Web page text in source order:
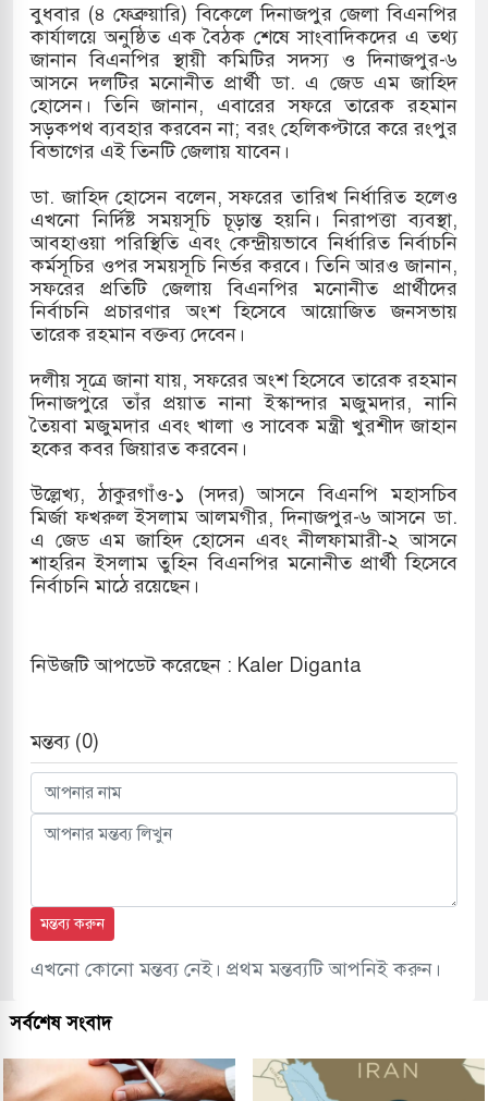
জাদুঘর নতুন বাংলাদেশের পথচলার কেন্দ্র হবে: ড.
বিভিন্ন খাতে সৌদির বিনিয়োগের আহবান প্রধানমন্ত্রীর
হামলায় ছাত্রদল ও ছাত্রলীগের আচরণ ইসরায়েলের
পথে ইসরায়েলীরা,হাতছাড়ার ঝুঁকিতে জরুরি
পাহাড়ি ঢলে ফুঁসে উঠেছে তিস্তা
বুধবার (৪ ফেব্রুয়ারি) বিকেলে দিনাজপুর জেলা বিএনপির
কার্যালয়ে অনুষ্ঠিত এক বৈঠক শেষে সাংবাদিকদের এ তথ্য
জানান বিএনপির স্থায়ী কমিটির সদস্য ও দিনাজপুর-৬
আসনে দলটির মনোনীত প্রার্থী ডা. এ জেড এম জাহিদ
হোসেন। তিনি জানান, এবারের সফরে তারেক রহমান
সড়কপথ ব্যবহার করবেন না; বরং হেলিকপ্টারে করে রংপুর
বিভাগের এই তিনটি জেলায় যাবেন।
ডা. জাহিদ হোসেন বলেন, সফরের তারিখ নির্ধারিত হলেও
এখনো নির্দিষ্ট সময়সূচি চূড়ান্ত হয়নি। নিরাপত্তা ব্যবস্থা,
আবহাওয়া পরিস্থিতি এবং কেন্দ্রীয়ভাবে নির্ধারিত নির্বাচনি
কর্মসূচির ওপর সময়সূচি নির্ভর করবে। তিনি আরও জানান,
সফরের প্রতিটি জেলায় বিএনপির মনোনীত প্রার্থীদের
নির্বাচনি প্রচারণার অংশ হিসেবে আয়োজিত জনসভায়
তারেক রহমান বক্তব্য দেবেন।
দলীয় সূত্রে জানা যায়, সফরের অংশ হিসেবে তারেক রহমান
দিনাজপুরে তাঁর প্রয়াত নানা ইস্কান্দার মজুমদার, নানি
তৈয়বা মজুমদার এবং খালা ও সাবেক মন্ত্রী খুরশীদ জাহান
হকের কবর জিয়ারত করবেন।
উল্লেখ্য, ঠাকুরগাঁও-১ (সদর) আসনে বিএনপি মহাসচিব
মির্জা ফখরুল ইসলাম আলমগীর, দিনাজপুর-৬ আসনে ডা.
এ জেড এম জাহিদ হোসেন এবং নীলফামারী-২ আসনে
শাহরিন ইসলাম তুহিন বিএনপির মনোনীত প্রার্থী হিসেবে
নির্বাচনি মাঠে রয়েছেন।
নিউজটি আপডেট করেছেন : Kaler Diganta
মন্তব্য (0)
মন্তব্য করুন
এখনো কোনো মন্তব্য নেই। প্রথম মন্তব্যটি আপনিই করুন।
সর্বশেষ সংবাদ